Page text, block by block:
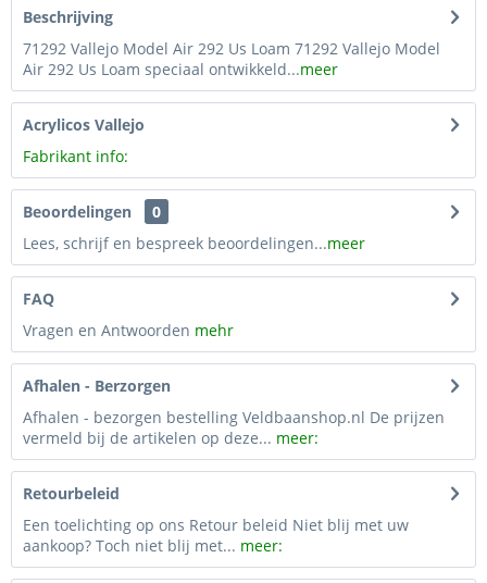
Beschrijving
71292 Vallejo Model Air 292 Us Loam 71292 Vallejo Model
Air 292 Us Loam speciaal ontwikkeld...meer
Acrylicos Vallejo
Fabrikant info:
Beoordelingen
0
Lees, schrijf en bespreek beoordelingen...meer
FAQ
Vragen en Antwoorden mehr
Afhalen - Berzorgen
Afhalen - bezorgen bestelling Veldbaanshop.nl De prijzen
vermeld bij de artikelen op deze... meer:
Retourbeleid
Een toelichting op ons Retour beleid Niet blij met uw
aankoop? Toch niet blij met... meer: